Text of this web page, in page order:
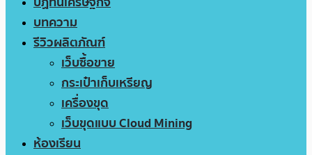
บทความ
รีวิวผลิตภัณฑ์
เว็บซื้อขาย
กระเป๋าเก็บเหรียญ
เครื่องขุด
เว็บขุดแบบ Cloud Mining
ห้องเรียน